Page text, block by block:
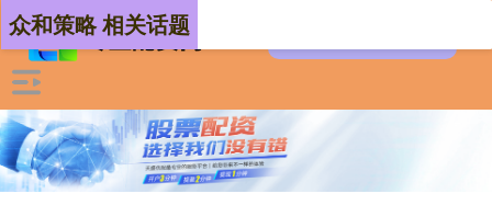
众和策略 相关话题